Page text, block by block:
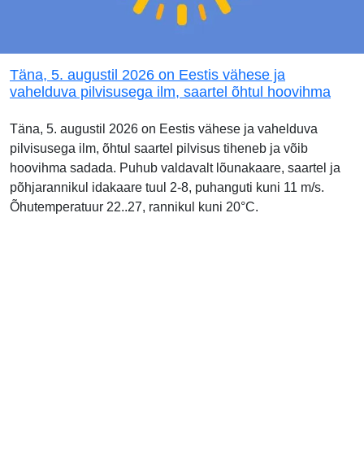
Täna, 5. augustil 2026 on Eestis vähese ja
vahelduva pilvisusega ilm, saartel õhtul hoovihma
Täna, 5. augustil 2026 on Eestis vähese ja vahelduva
pilvisusega ilm, õhtul saartel pilvisus tiheneb ja võib
hoovihma sadada. Puhub valdavalt lõunakaare, saartel ja
põhjarannikul idakaare tuul 2-8, puhanguti kuni 11 m/s.
Õhutemperatuur 22..27, rannikul kuni 20°C.